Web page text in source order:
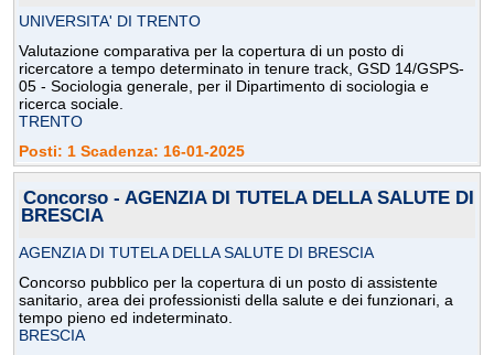
UNIVERSITA' DI TRENTO
Valutazione comparativa per la copertura di un posto di
ricercatore a tempo determinato in tenure track, GSD 14/GSPS-
05 - Sociologia generale, per il Dipartimento di sociologia e
ricerca sociale.
TRENTO
Posti: 1 Scadenza: 16-01-2025
Concorso - AGENZIA DI TUTELA DELLA SALUTE DI
BRESCIA
AGENZIA DI TUTELA DELLA SALUTE DI BRESCIA
Concorso pubblico per la copertura di un posto di assistente
sanitario, area dei professionisti della salute e dei funzionari, a
tempo pieno ed indeterminato.
BRESCIA